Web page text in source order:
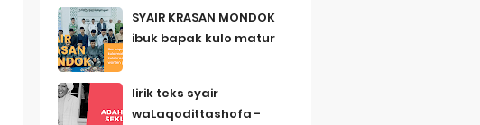
SYAIR KRASAN MONDOK
ibuk bapak kulo matur
lirik teks syair
waLaqodittashofa -